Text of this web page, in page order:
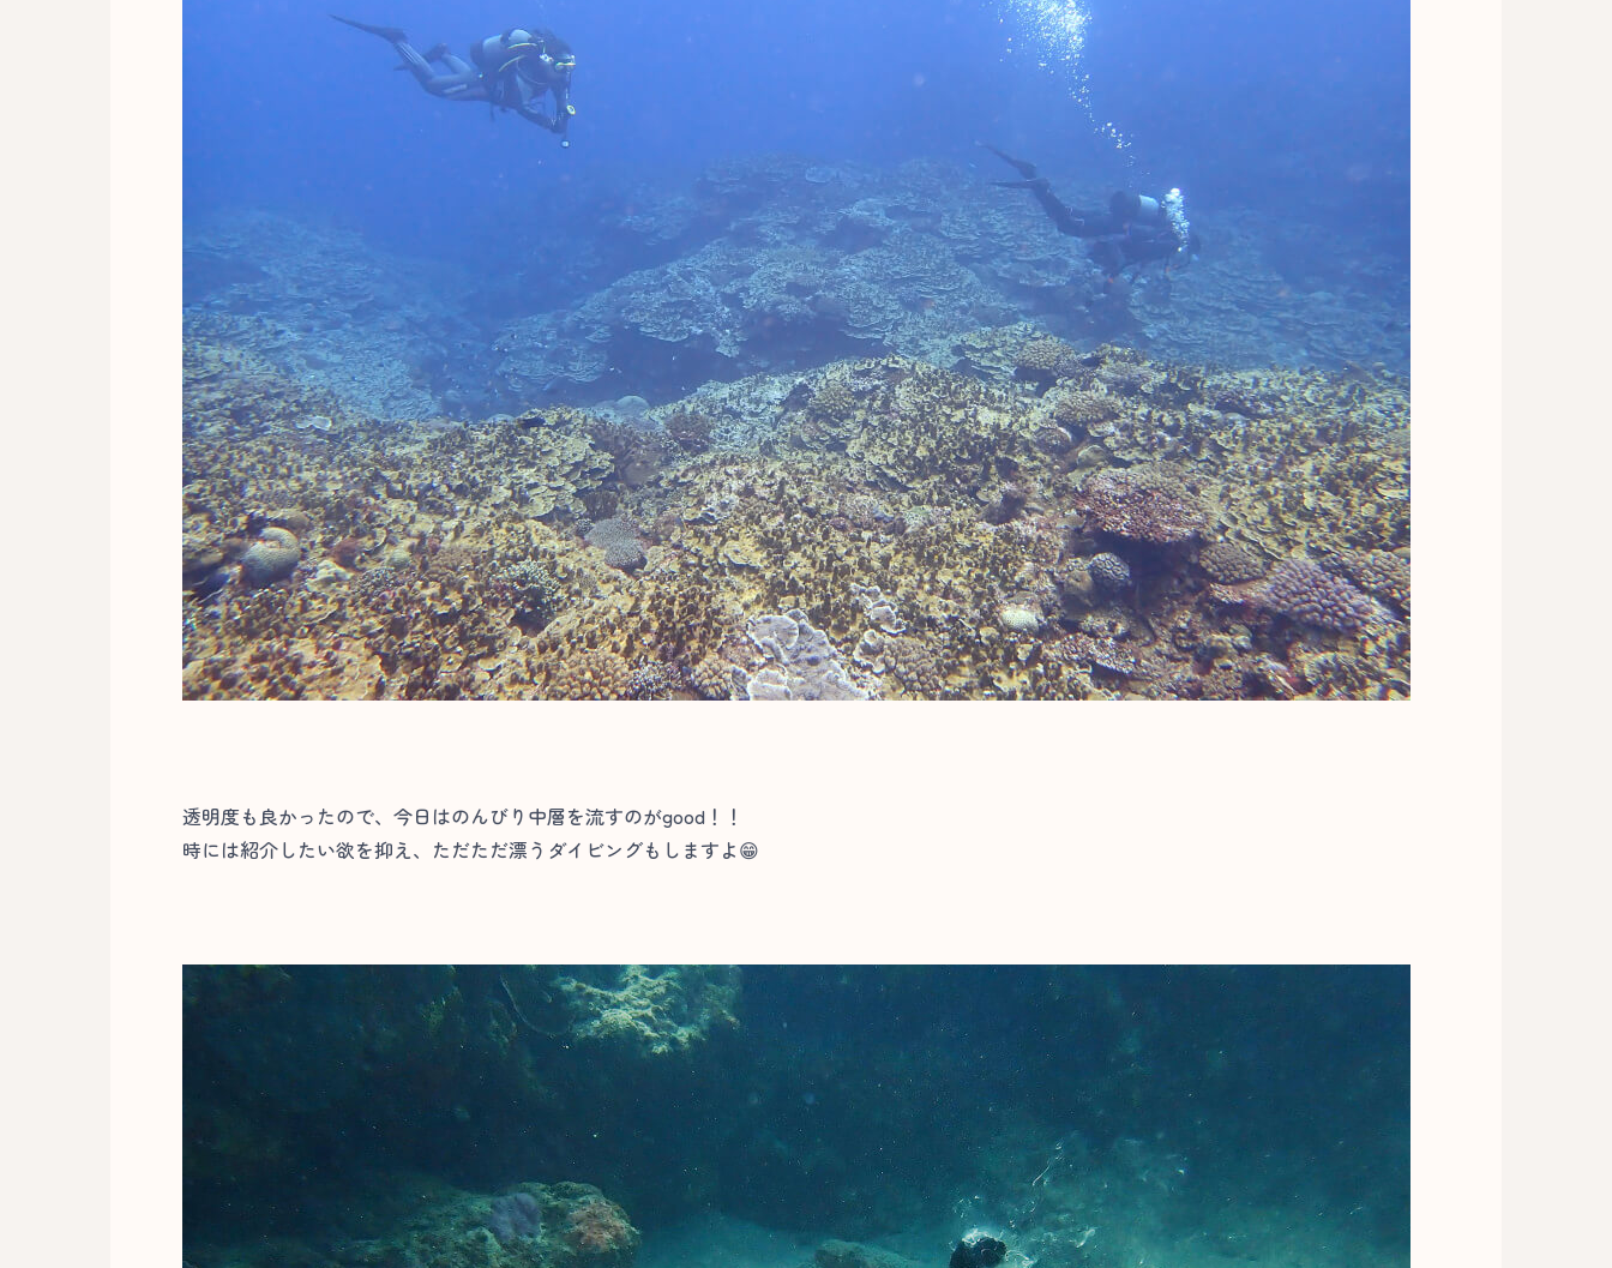
透明度も良かったので、今日はのんびり中層を流すのがgood！！
時には紹介したい欲を抑え、ただただ漂うダイビングもしますよ😁